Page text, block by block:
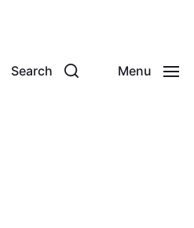
Search Menu